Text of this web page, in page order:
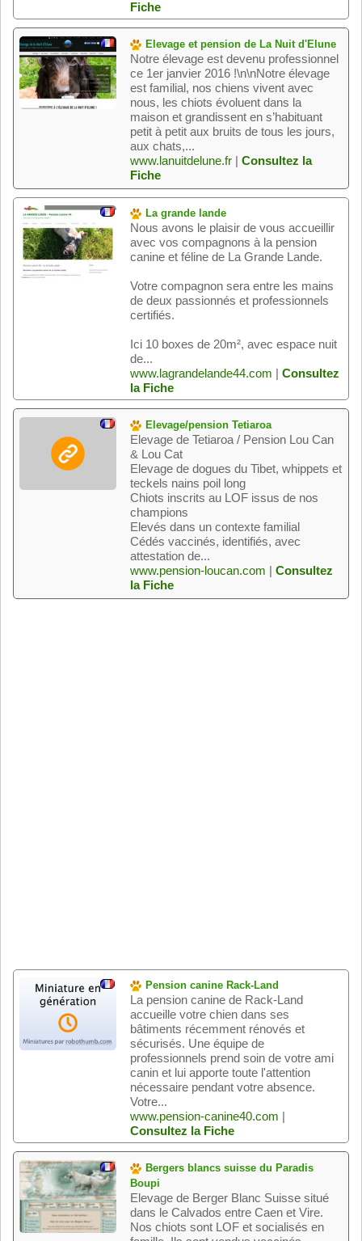
Fiche
Elevage et pension de La Nuit d'Elune
Notre élevage est devenu professionnel
ce 1er janvier 2016 !\n\nNotre élevage
est familial, nos chiens vivent avec
nous, les chiots évoluent dans la
maison et grandissent en s’habituant
petit à petit aux bruits de tous les jours,
aux chats,...
www.lanuitdelune.fr
Consultez la
Fiche
La grande lande
Nous avons le plaisir de vous accueillir
avec vos compagnons à la pension
canine et féline de La Grande Lande.
Votre compagnon sera entre les mains
de deux passionnés et professionnels
certifiés.
Ici 10 boxes de 20m², avec espace nuit
de...
www.lagrandelande44.com
Consultez
la Fiche
Elevage/pension Tetiaroa
Elevage de Tetiaroa / Pension Lou Can
& Lou Cat
Elevage de dogues du Tibet, whippets et
teckels nains poil long
Chiots inscrits au LOF issus de nos
champions
Elevés dans un contexte familial
Cédés vaccinés, identifiés, avec
attestation de...
www.pension-loucan.com
Consultez
la Fiche
Pension canine Rack-Land
La pension canine de Rack-Land
accueille votre chien dans ses
bâtiments récemment rénovés et
sécurisés. Une équipe de
professionnels prend soin de votre ami
canin et lui apporte toute l'attention
nécessaire pendant votre absence.
Votre...
www.pension-canine40.com
Consultez la Fiche
Bergers blancs suisse du Paradis
Boupi
Elevage de Berger Blanc Suisse situé
dans le Calvados entre Caen et Vire.
Nos chiots sont LOF et socialisés en